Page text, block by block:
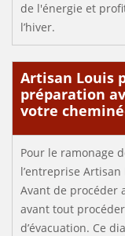
de l'énergie et
l’hiver.
Artisan Louis
préparation
votre
Pour le ramonage
l’entreprise
Avant de procéder
avant tout
d’évacuation. Ce